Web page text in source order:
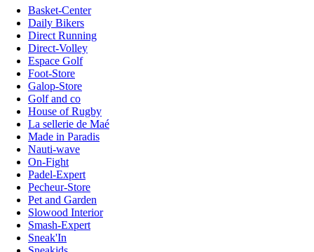
Basket-Center
Daily Bikers
Direct Running
Direct-Volley
Espace Golf
Foot-Store
Galop-Store
Golf and co
House of Rugby
La sellerie de Maé
Made in Paradis
Nauti-wave
On-Fight
Padel-Expert
Pecheur-Store
Pet and Garden
Slowood Interior
Smash-Expert
Sneak'In